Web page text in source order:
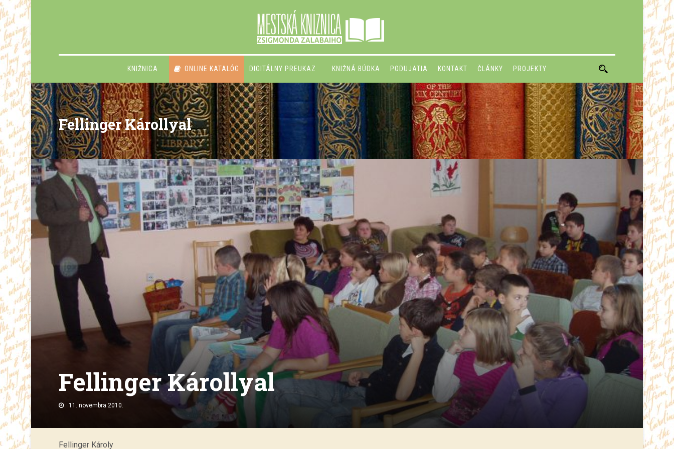
KNIŽNICA ONLINE KATALÓG DIGITÁLNY PREUKAZ KNIŽNÁ BÚDKA PODUJATIA KONTAKT ČLÁNKY PROJEKTY
Fellinger Károllyal
Fellinger Károllyal
11. novembra 2010.
Fellinger Károly